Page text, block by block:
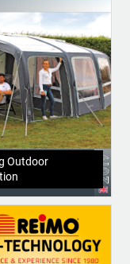
Outdoor